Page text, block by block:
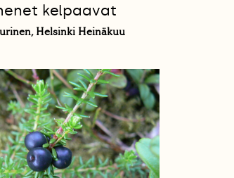
kelpaavat
Helsinki Heinäkuu